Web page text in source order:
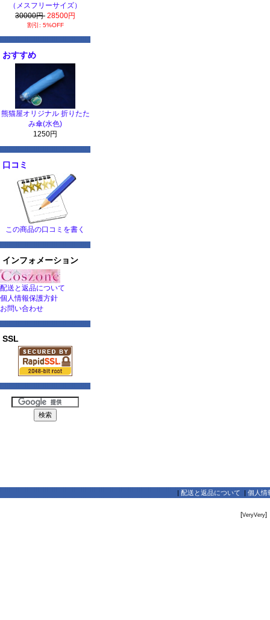
（メスフリーサイズ）
30000円 28500円
割引: 5%OFF
おすすめ
熊猫屋オリジナル 折りたた
み傘(水色)
1250円
口コミ
この商品の口コミを書く
インフォメーション
配送と返品について
個人情報保護方針
お問い合わせ
SSL
| 配送と返品について | 個人情
[VeryVery]